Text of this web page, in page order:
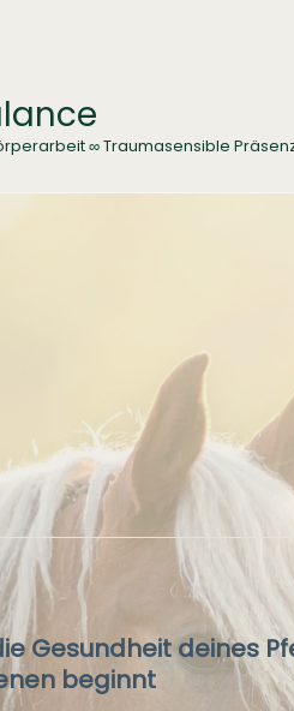
∞ Traumasensible
Gesundheit deines
beginnt